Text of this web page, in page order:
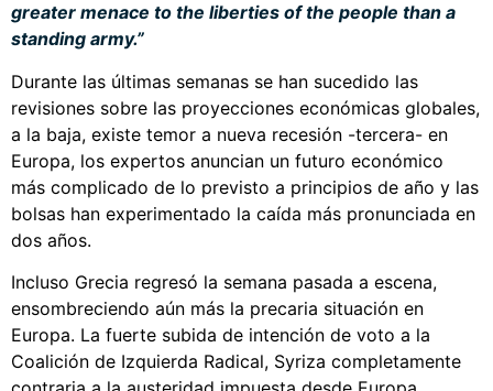
greater menace to the liberties of the people than a
standing army.”
Durante las últimas semanas se han sucedido las
revisiones sobre las proyecciones económicas globales,
a la baja, existe temor a nueva recesión -tercera- en
Europa, los expertos anuncian un futuro económico
más complicado de lo previsto a principios de año y las
bolsas han experimentado la caída más pronunciada en
dos años.
Incluso Grecia regresó la semana pasada a escena,
ensombreciendo aún más la precaria situación en
Europa. La fuerte subida de intención de voto a la
Coalición de Izquierda Radical, Syriza completamente